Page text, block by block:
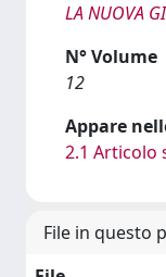
LA NUOVA
N° Volume
12
Appare
2.1 Articolo
File in questo